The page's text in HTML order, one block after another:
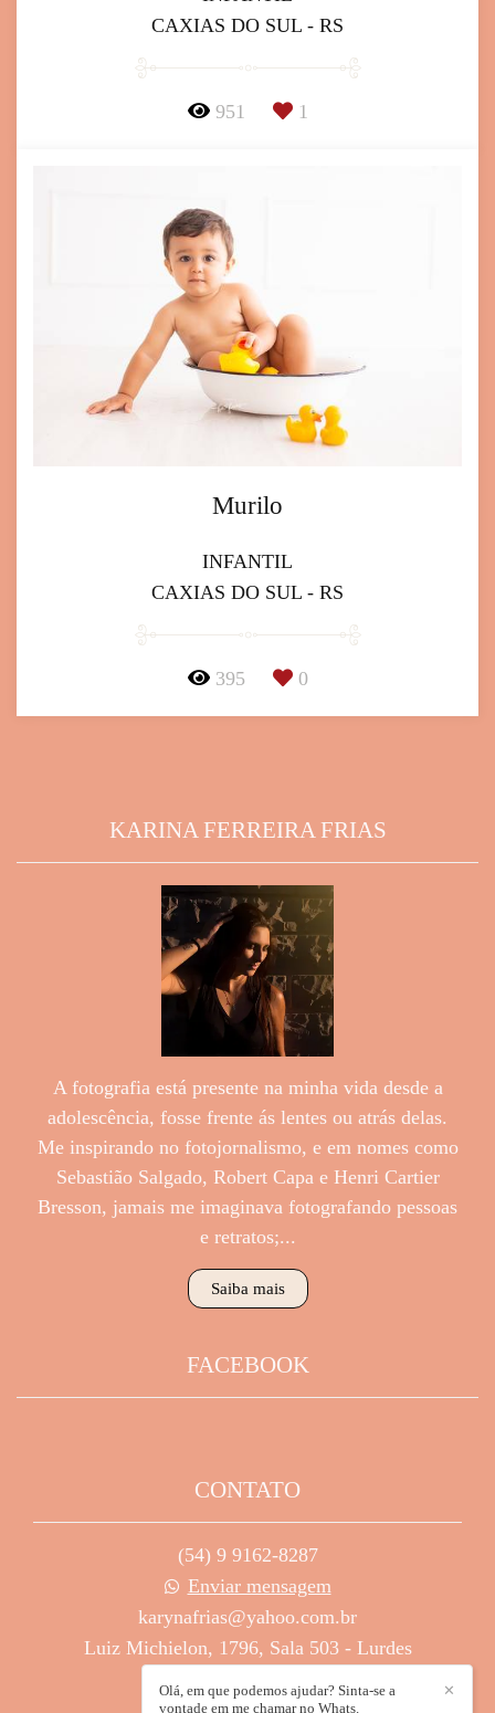
CAXIAS DO SUL - RS
951 1
Murilo
INFANTIL
CAXIAS DO SUL - RS
395 0
KARINA FERREIRA FRIAS
A fotografia está presente na minha vida desde a
adolescência, fosse frente ás lentes ou atrás delas.
Me inspirando no fotojornalismo, e em nomes como
Sebastião Salgado, Robert Capa e Henri Cartier
Bresson, jamais me imaginava fotografando pessoas
e retratos;...
Saiba mais
FACEBOOK
CONTATO
(54) 9 9162-8287
Enviar mensagem
karynafrias@yahoo.com.br
Luiz Michielon, 1796, Sala 503 - Lurdes
✕
Olá, em que podemos ajudar? Sinta-se a
vontade em me chamar no Whats.